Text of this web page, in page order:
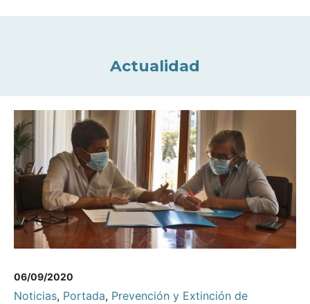
Actualidad
06/09/2020
Noticias, Portada, Prevención y Extinción de